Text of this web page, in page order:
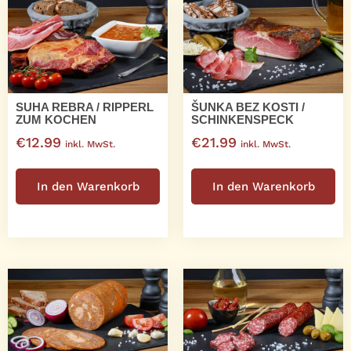
Die
Optionen
können
auf
der
Produktseite
gewählt
werden
SUHA REBRA / RIPPERL
ZUM KOCHEN
€12.99 inkl. MwSt.
In den Warenkorb
ŠUNKA BEZ KOSTI /
SCHINKENSPECK
€21.99 inkl. MwSt.
In den Warenkorb